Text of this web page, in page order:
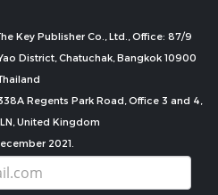
Key Publisher Co., Ltd., Office: 87/9
District, Chatuchak, Bangkok 10900
Regents Park Road, Office 3 and 4,
United Kingdom
2021.